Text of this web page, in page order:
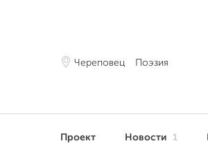
Череповец Поэзия
Проект Новости 1